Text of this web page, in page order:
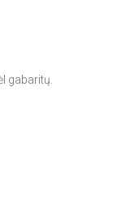
gabaritų.